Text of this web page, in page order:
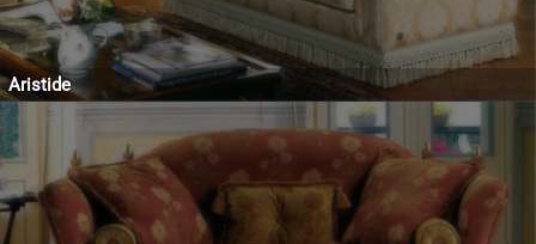
Aristide